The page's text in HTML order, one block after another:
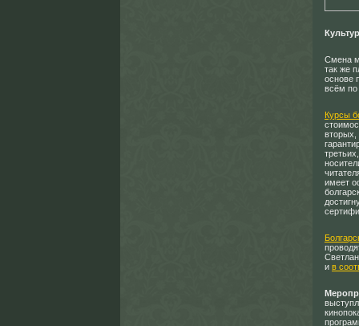
Смена
так же
основе
всём по
Курсы
вторых,
имеет
и в